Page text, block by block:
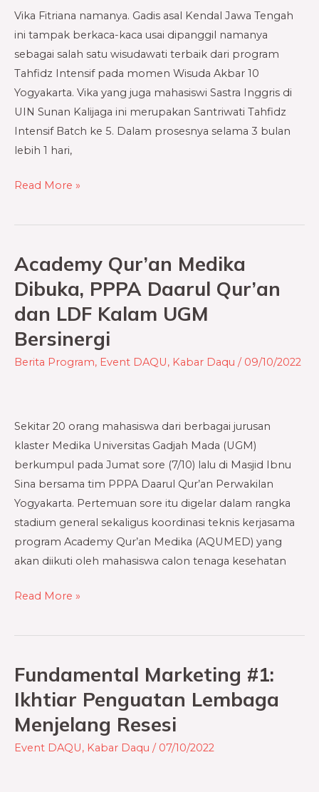
Vika Fitriana namanya. Gadis asal Kendal Jawa Tengah
ini tampak berkaca-kaca usai dipanggil namanya
sebagai salah satu wisudawati terbaik dari program
Tahfidz Intensif pada momen Wisuda Akbar 10
Yogyakarta. Vika yang juga mahasiswi Sastra Inggris di
UIN Sunan Kalijaga ini merupakan Santriwati Tahfidz
Intensif Batch ke 5. Dalam prosesnya selama 3 bulan
lebih 1 hari,
Read More »
Academy Qur’an Medika
Dibuka, PPPA Daarul Qur’an
dan LDF Kalam UGM
Bersinergi
Berita Program, Event DAQU, Kabar Daqu / 09/10/2022
Sekitar 20 orang mahasiswa dari berbagai jurusan
klaster Medika Universitas Gadjah Mada (UGM)
berkumpul pada Jumat sore (7/10) lalu di Masjid Ibnu
Sina bersama tim PPPA Daarul Qur’an Perwakilan
Yogyakarta. Pertemuan sore itu digelar dalam rangka
stadium general sekaligus koordinasi teknis kerjasama
program Academy Qur’an Medika (AQUMED) yang
akan diikuti oleh mahasiswa calon tenaga kesehatan
Academy
Qur’an
Medika
Dibuka,
PPPA
Daarul
Kalam
UGM
Bersinergi
Read More »
Fundamental Marketing #1:
Ikhtiar Penguatan Lembaga
Menjelang Resesi
Event DAQU, Kabar Daqu / 07/10/2022
Fundamental
Marketing
#1:
Ikhtiar
Penguatan